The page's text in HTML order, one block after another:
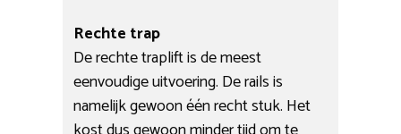
Rechte trap
De rechte traplift is de meest
eenvoudige uitvoering. De rails is
namelijk gewoon één recht stuk. Het